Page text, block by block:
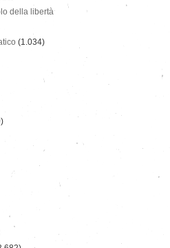
della libertà
(1.034)